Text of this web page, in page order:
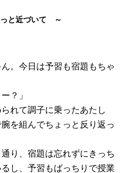
と近づいて ～
ん。今日は予習も宿題もちゃ
？」
れて調子に乗ったあたし
を組んでちょっと反り返っ
り、宿題は忘れずにきっち
し、予習もばっちりで授業